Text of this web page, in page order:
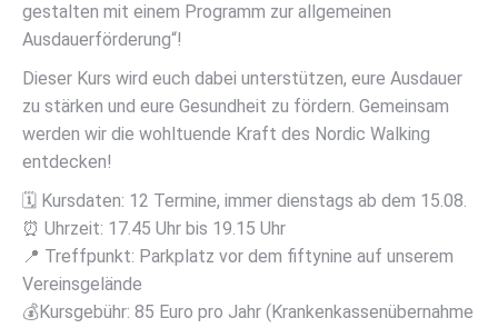
gestalten mit einem Programm zur allgemeinen
Ausdauerförderung“!
Dieser Kurs wird euch dabei unterstützen, eure Ausdauer
zu stärken und eure Gesundheit zu fördern. Gemeinsam
werden wir die wohltuende Kraft des Nordic Walking
entdecken!
🗓️ Kursdaten: 12 Termine, immer dienstags ab dem 15.08.
⏰ Uhrzeit: 17.45 Uhr bis 19.15 Uhr
📍 Treffpunkt: Parkplatz vor dem fiftynine auf unserem
Vereinsgelände
💰Kursgebühr: 85 Euro pro Jahr (Krankenkassenübernahme